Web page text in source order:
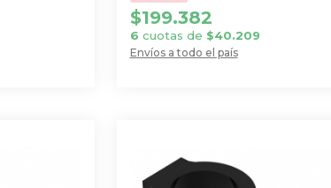
Envíos a todo el país
$199.382
6 cuotas de $40.209